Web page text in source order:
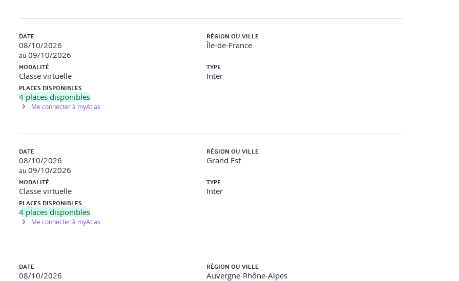
DATE
08/10/2026
au 09/10/2026
RÉGION OU VILLE
Île-de-France
MODALITÉ
Classe virtuelle
TYPE
Inter
PLACES DISPONIBLES
4 places disponibles
Me connecter à myAtlas
DATE
08/10/2026
au 09/10/2026
RÉGION OU VILLE
Grand Est
MODALITÉ
Classe virtuelle
TYPE
Inter
PLACES DISPONIBLES
4 places disponibles
Me connecter à myAtlas
DATE
08/10/2026
RÉGION OU VILLE
Auvergne-Rhône-Alpes